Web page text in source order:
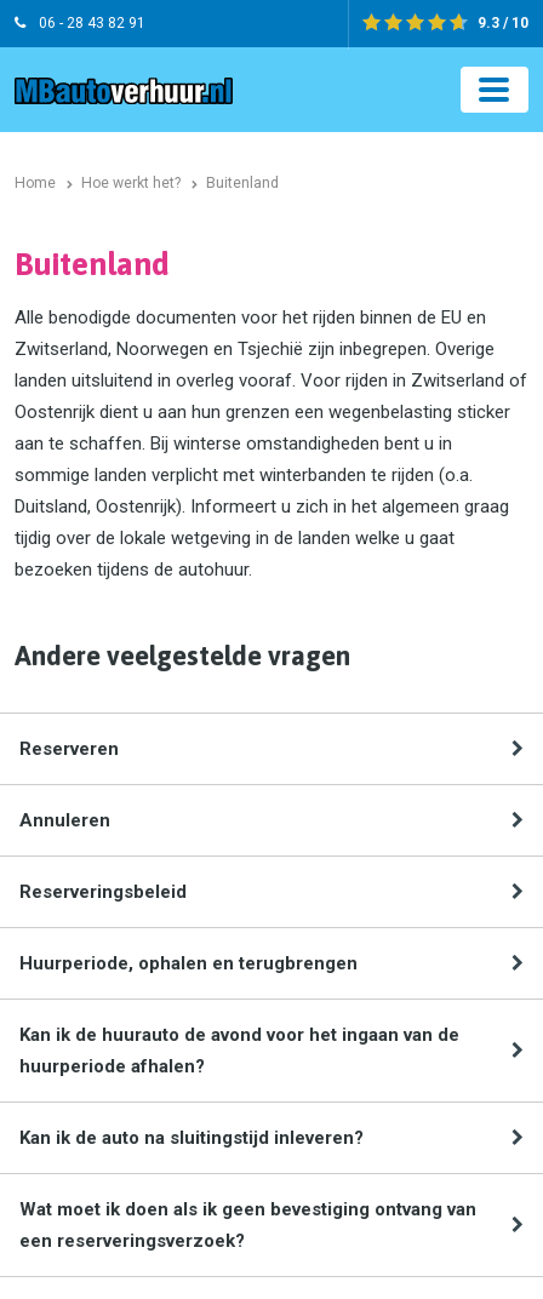
06 - 28 43 82 91 9.3 / 10
Home Hoe werkt het? Buitenland
Buitenland
Alle benodigde documenten voor het rijden binnen de EU en
Zwitserland, Noorwegen en Tsjechië zijn inbegrepen. Overige
landen uitsluitend in overleg vooraf. Voor rijden in Zwitserland of
Oostenrijk dient u aan hun grenzen een wegenbelasting sticker
aan te schaffen. Bij winterse omstandigheden bent u in
sommige landen verplicht met winterbanden te rijden (o.a.
Duitsland, Oostenrijk). Informeert u zich in het algemeen graag
tijdig over de lokale wetgeving in de landen welke u gaat
bezoeken tijdens de autohuur.
Andere veelgestelde vragen
Reserveren
Annuleren
Reserveringsbeleid
Huurperiode, ophalen en terugbrengen
Kan ik de huurauto de avond voor het ingaan van de
huurperiode afhalen?
Kan ik de auto na sluitingstijd inleveren?
Wat moet ik doen als ik geen bevestiging ontvang van
een reserveringsverzoek?